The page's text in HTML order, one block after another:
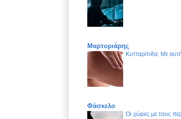
Μαρτυριάρης
Κυτταρίτιδα: Με
Φάσκελο
Οι χώρες με τους